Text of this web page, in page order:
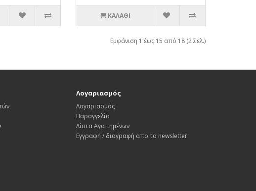
ΚΑΛΆΘΙ
Εμφάνιση 1 έως 15 από 18 (2 Σελ.)
Λογαριασμός
Λογαριασμός
Παραγγελία
Λίστα Αγαπημένων
Εγγραφή / διαγραφή απο το newsletter